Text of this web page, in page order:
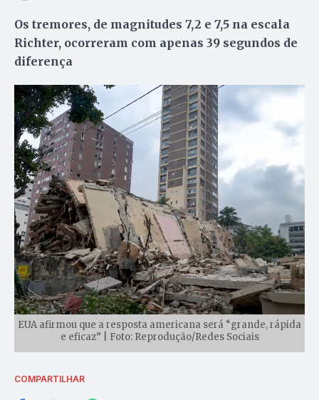
Os tremores, de magnitudes 7,2 e 7,5 na escala
Richter, ocorreram com apenas 39 segundos de
diferença
EUA afirmou que a resposta americana será “grande, rápida
e eficaz” | Foto: Reprodução/Redes Sociais
COMPARTILHAR